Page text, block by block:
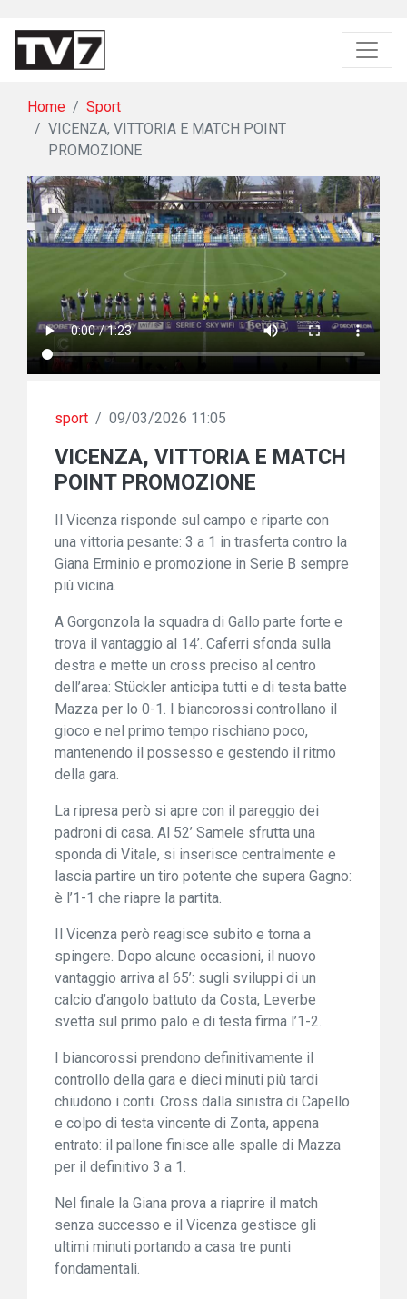
Home
Sport
VICENZA, VITTORIA E MATCH POINT
PROMOZIONE
sport / 09/03/2026 11:05
VICENZA, VITTORIA E MATCH
POINT PROMOZIONE
Il Vicenza risponde sul campo e riparte con
una vittoria pesante: 3 a 1 in trasferta contro la
Giana Erminio e promozione in Serie B sempre
più vicina.
A Gorgonzola la squadra di Gallo parte forte e
trova il vantaggio al 14’. Caferri sfonda sulla
destra e mette un cross preciso al centro
dell’area: Stückler anticipa tutti e di testa batte
Mazza per lo 0-1. I biancorossi controllano il
gioco e nel primo tempo rischiano poco,
mantenendo il possesso e gestendo il ritmo
della gara.
La ripresa però si apre con il pareggio dei
padroni di casa. Al 52’ Samele sfrutta una
sponda di Vitale, si inserisce centralmente e
lascia partire un tiro potente che supera Gagno:
è l’1-1 che riapre la partita.
Il Vicenza però reagisce subito e torna a
spingere. Dopo alcune occasioni, il nuovo
vantaggio arriva al 65’: sugli sviluppi di un
calcio d’angolo battuto da Costa, Leverbe
svetta sul primo palo e di testa firma l’1-2.
I biancorossi prendono definitivamente il
controllo della gara e dieci minuti più tardi
chiudono i conti. Cross dalla sinistra di Capello
e colpo di testa vincente di Zonta, appena
entrato: il pallone finisce alle spalle di Mazza
per il definitivo 3 a 1.
Nel finale la Giana prova a riaprire il match
senza successo e il Vicenza gestisce gli
ultimi minuti portando a casa tre punti
fondamentali.